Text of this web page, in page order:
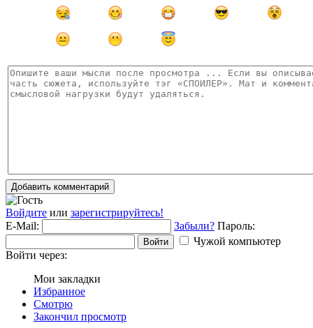
Добавить комментарий
Войдите или зарегистрируйтесь!
E-Mail:
Забыли? Пароль:
Войти
Чужой компьютер
Войти через:
Мои закладки
Избранное
Смотрю
Закончил просмотр